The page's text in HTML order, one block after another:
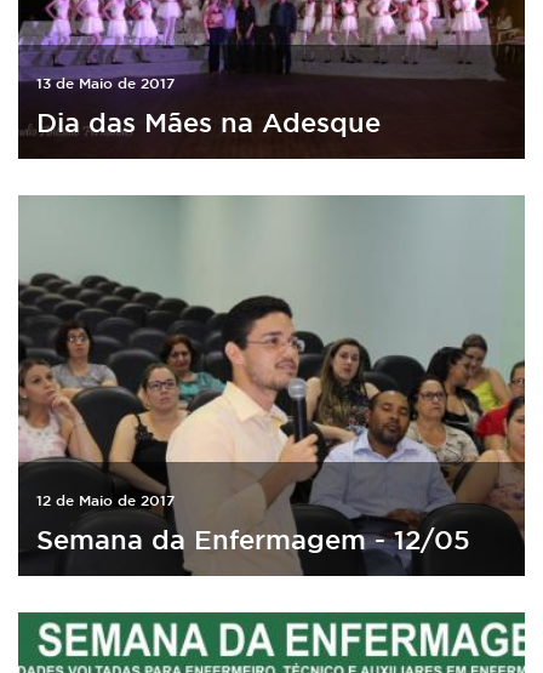
13 de Maio de 2017
Dia das Mães na Adesque
12 de Maio de 2017
Semana da Enfermagem - 12/05